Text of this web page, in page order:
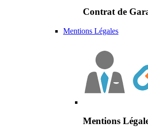
Contrat de
Mentions Légales
Mentions